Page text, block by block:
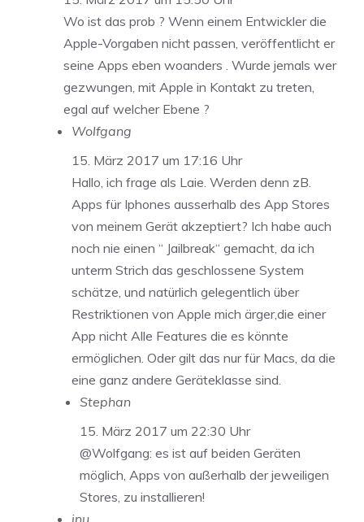
Wo ist das prob ? Wenn einem Entwickler die
Apple-Vorgaben nicht passen, veröffentlicht er
seine Apps eben woanders . Wurde jemals wer
gezwungen, mit Apple in Kontakt zu treten,
egal auf welcher Ebene ?
Wolfgang
15. März 2017 um 17:16 Uhr
Hallo, ich frage als Laie. Werden denn zB.
Apps für Iphones ausserhalb des App Stores
von meinem Gerät akzeptiert? Ich habe auch
noch nie einen “ Jailbreak“ gemacht, da ich
unterm Strich das geschlossene System
schätze, und natürlich gelegentlich über
Restriktionen von Apple mich ärger,die einer
App nicht Alle Features die es könnte
ermöglichen. Oder gilt das nur für Macs, da die
eine ganz andere Geräteklasse sind.
Stephan
15. März 2017 um 22:30 Uhr
@Wolfgang: es ist auf beiden Geräten
möglich, Apps von außerhalb der jeweiligen
Stores, zu installieren!